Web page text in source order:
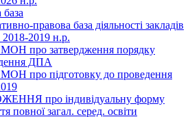
правова база діяльності закладів
2018-2019 н.р.
про затвердження порядку
ДПА
про підготовку до проведення
про індивідуальну форму
повної загал. серед. освіти